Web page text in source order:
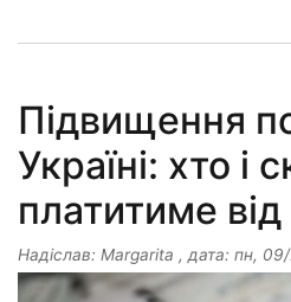
Підвищення
Україні: хто і
платитиме
Надіслав: Margarita , дата: пн,